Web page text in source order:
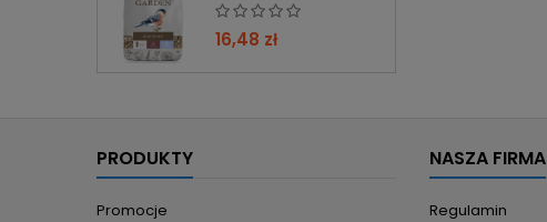
16,48 zł
PRODUKTY
Promocje
NASZA FIRMA
Regulamin